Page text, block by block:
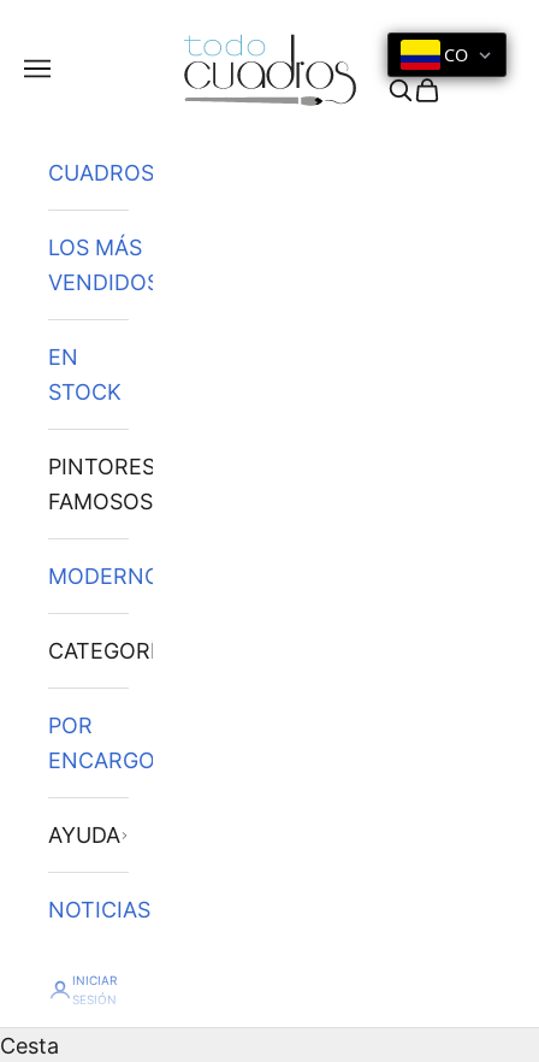
Menú
CO
Buscar
Cesta
CUADROS
LOS MÁS
VENDIDOS
EN
STOCK
PINTORES
FAMOSOS
MODERNOS
CATEGORÍAS
POR
ENCARGO
AYUDA
NOTICIAS
INICIAR
SESIÓN
Cesta